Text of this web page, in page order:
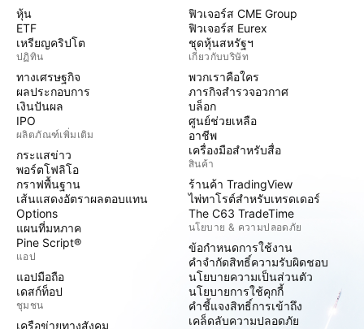
หุ้น
ETF
เหรียญคริปโต
ปฏิทิน
ทางเศรษฐกิจ
ผลประกอบการ
เงินปันผล
IPO
ผลิตภัณฑ์เพิ่มเติม
กระแสข่าว
พอร์ตโฟลิโอ
กราฟพื้นฐาน
เส้นแสดงอัตราผลตอบแทน
Options
แผนที่มหภาค
Pine Script®
แอป
แอปมือถือ
เดสก์ท็อป
ชุมชน
เครือข่ายทางสังคม
ฟิวเจอร์ส CME Group
ฟิวเจอร์ส Eurex
ชุดหุ้นสหรัฐฯ
เกี่ยวกับบริษัท
พวกเราคือใคร
ภารกิจสำรวจอวกาศ
บล็อก
ศูนย์ช่วยเหลือ
อาชีพ
เครื่องมือสำหรับสื่อ
สินค้า
ร้านค้า TradingView
ไพ่ทาโรต์สำหรับเทรดเดอร์
The C63 TradeTime
นโยบาย & ความปลอดภัย
ข้อกำหนดการใช้งาน
คำจำกัดสิทธิ์ความรับผิดชอบ
นโยบายความเป็นส่วนตัว
นโยบายการใช้คุกกี้
คำชี้แจงสิทธิ์การเข้าถึง
เคล็ดลับความปลอดภัย